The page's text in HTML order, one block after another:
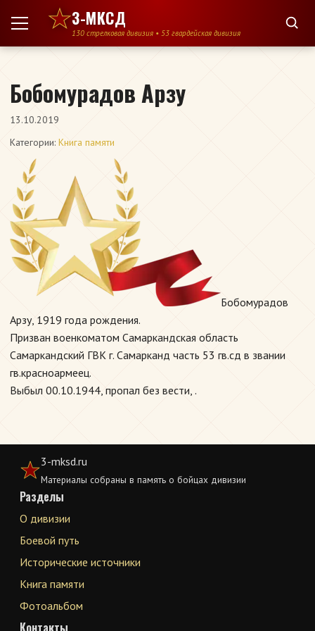
Перейти к содержимому
3-МКСД
130 стрелковая дивизия • 53 гвардейская дивизия
Бобомурадов Арзу
13.10.2019
Категории: Книга памяти
Бобомурадов
Арзу, 1919 года рождения.
Призван военкоматом Самаркандская область
Самаркандский ГВК г. Самарканд часть 53 гв.сд в звании
гв.красноармеец.
Выбыл 00.10.1944, пропал без вести, .
3-mksd.ru
Материалы собраны в память о бойцах дивизии
Разделы
О дивизии
Боевой путь
Исторические источники
Книга памяти
Фотоальбом
Контакты